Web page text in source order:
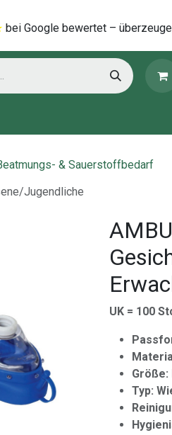
bei Google bewertet –
& Sauerstoffbedarf
Jugendliche
UK = 100
Größe:
Typ: